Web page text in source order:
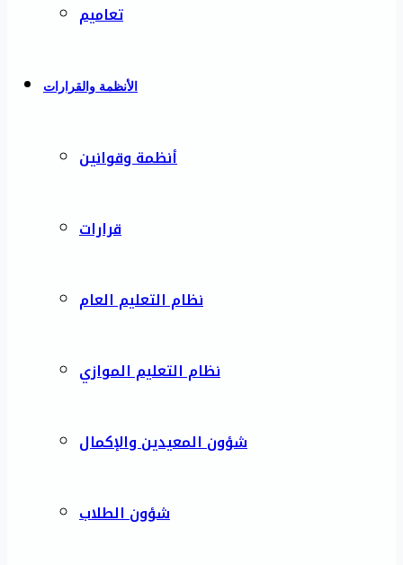
تعاميم
الأنظمة والقرارات
أنظمة وقوانين
قرارات
نظام التعليم العام
نظام التعليم الموازي
شؤون المعيدين والإكمال
شؤون الطلاب